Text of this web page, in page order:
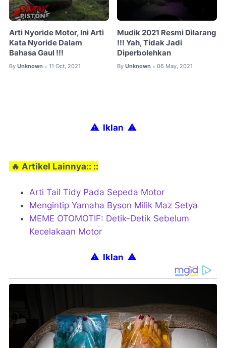
Arti Nyoride Motor, Ini Arti
Kata Nyoride Dalam
Bahasa Gaul !!!
By Unknown • 11 Oct, 2021
Mudik 2021 Resmi Dilarang
!!! Yah, Tidak Jadi
Diperbolehkan
By Unknown • 06 May, 2021
⚠ Iklan ⚠
🔥 Artikel Lainnya:: ::
Arti Tail Tidy Pada Sepeda Motor
Mengintip Yamaha Byson Milik Maz Setya
MEME OTOMOTIF: Detik-Detik Sebelum
Kecelakaan Motor
⚠ Iklan ⚠